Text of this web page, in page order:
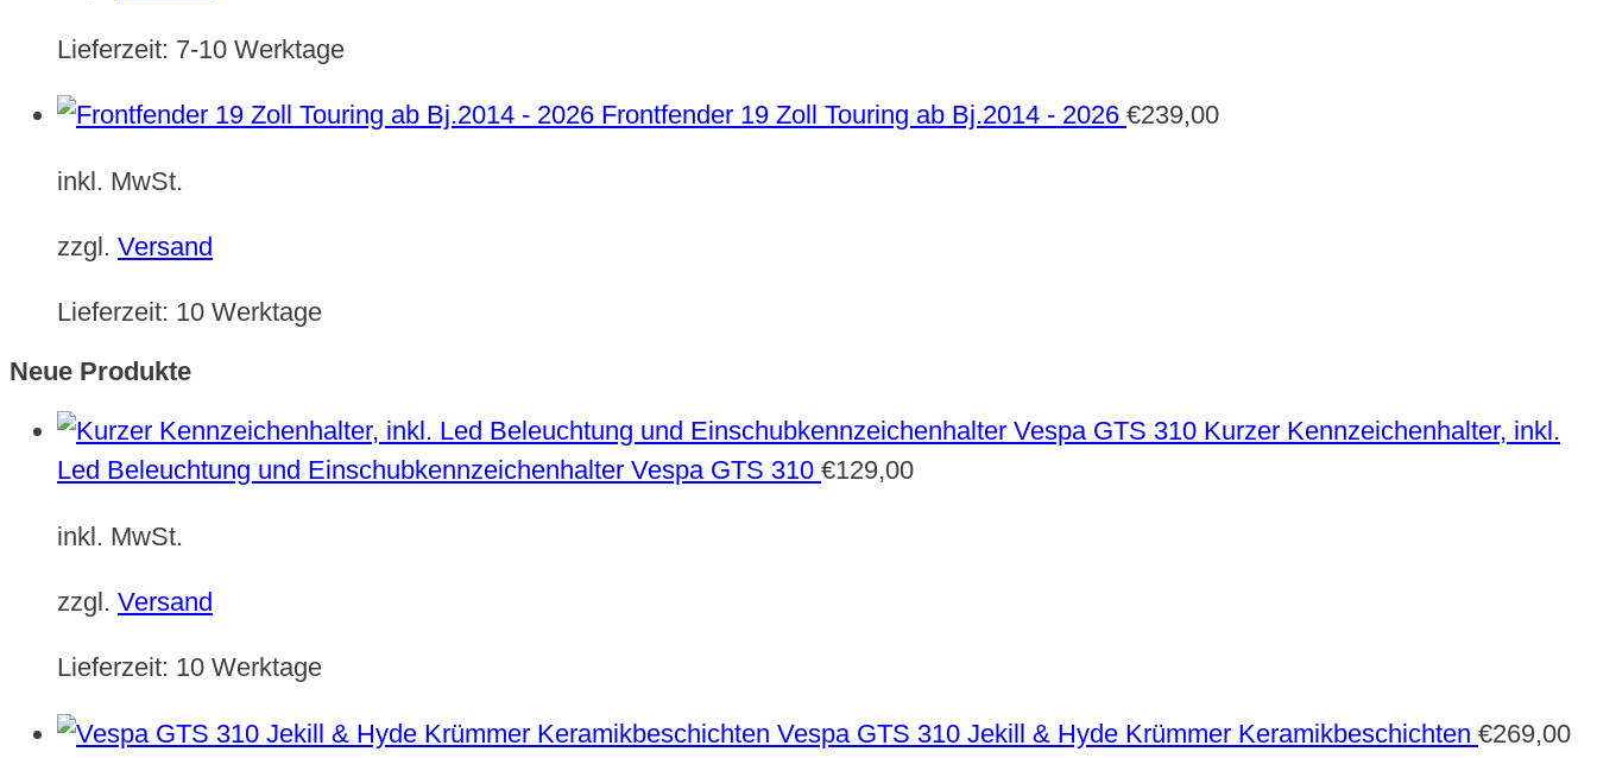
Lieferzeit: 7-10 Werktage
Frontfender 19 Zoll Touring ab Bj.2014 - 2026 €239,00
inkl. MwSt.
zzgl. Versand
Lieferzeit: 10 Werktage
Neue Produkte
Kurzer Kennzeichenhalter, inkl.
Led Beleuchtung und Einschubkennzeichenhalter Vespa GTS 310 €129,00
inkl. MwSt.
zzgl. Versand
Lieferzeit: 10 Werktage
Vespa GTS 310 Jekill & Hyde Krümmer Keramikbeschichten €269,00